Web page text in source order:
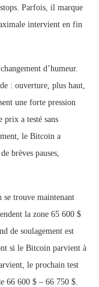
Parfois, il marque
intervient en fin
d’humeur.
: ouverture, plus haut,
une forte pression
prix a testé sans
le Bitcoin a
brèves pauses,
trouve maintenant
la zone 65 600 $
de soulagement est
si le Bitcoin parvient à
le prochain test
66 600 $ – 66 750 $.